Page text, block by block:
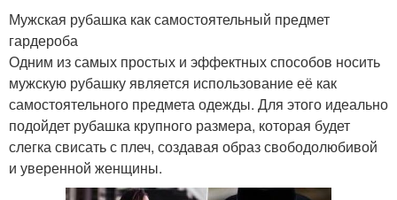
Мужская рубашка как самостоятельный предмет
гардероба
Одним из самых простых и эффектных способов носить
мужскую рубашку является использование её как
самостоятельного предмета одежды. Для этого идеально
подойдет рубашка крупного размера, которая будет
слегка свисать с плеч, создавая образ свободолюбивой
и уверенной женщины.